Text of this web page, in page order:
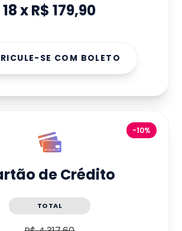
18xR$ 179,90
SE COM BOLETO
-10%
de Crédito
TOTAL